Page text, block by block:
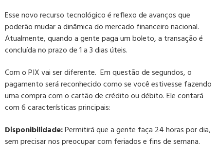
Esse novo recurso tecnológico é reflexo de avanços que
poderão mudar a dinâmica do mercado financeiro nacional.
Atualmente, quando a gente paga um boleto, a transação é
concluída no prazo de 1 a 3 dias úteis.
Com o PIX vai ser diferente. Em questão de segundos, o
pagamento será reconhecido como se você estivesse fazendo
uma compra com o cartão de crédito ou débito. Ele contará
com 6 características principais:
Disponibilidade:Permitirá que a gente faça 24 horas por dia,
sem precisar nos preocupar com feriados e fins de semana.